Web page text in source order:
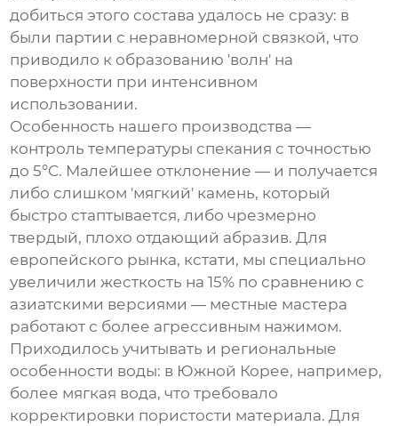
добиться этого состава удалось не сразу: в
были партии с неравномерной связкой, что
приводило к образованию 'волн' на
поверхности при интенсивном
использовании.
Особенность нашего производства —
контроль температуры спекания с точностью
до 5°C. Малейшее отклонение — и получается
либо слишком 'мягкий' камень, который
быстро стаптывается, либо чрезмерно
твердый, плохо отдающий абразив. Для
европейского рынка, кстати, мы специально
увеличили жесткость на 15% по сравнению с
азиатскими версиями — местные мастера
работают с более агрессивным нажимом.
Приходилось учитывать и региональные
особенности воды: в Южной Корее, например,
более мягкая вода, что требовало
корректировки пористости материала. Для